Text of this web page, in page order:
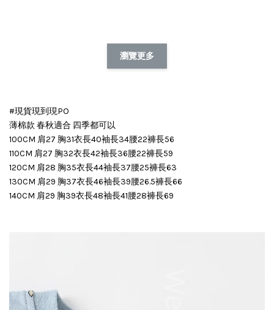
瀏覽更多
#現貨現到現PO
薄棉款 春秋適合 四季都可以
100CM 肩27 胸31衣長40袖長34腰22褲長56
110CM 肩27 胸32衣長42袖長36腰22褲長59
120CM 肩28 胸35衣長44袖長37腰25褲長63
130CM 肩29 胸37衣長46袖長39腰26.5褲長66
140CM 肩29 胸39衣長48袖長41腰28褲長69